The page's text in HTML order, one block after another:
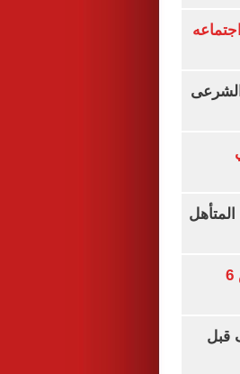
خلال اجتماعه
سعر الذهب يواصل الارتفاع اليوم الخميس 6
قبل